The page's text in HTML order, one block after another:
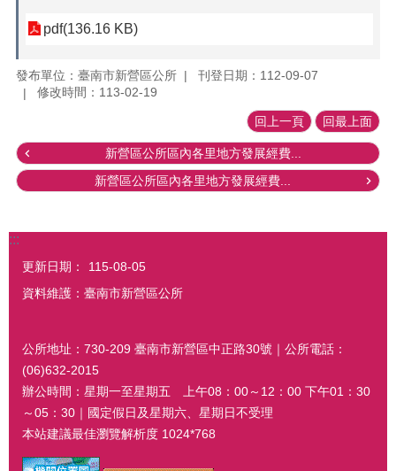
pdf(136.16 KB)
發布單位：臺南市新營區公所
刊登日期：112-09-07
修改時間：113-02-19
回上一頁 回最上面
新營區公所區內各里地方發展經費...
新營區公所區內各里地方發展經費...
:::
更新日期：
115-08-05
資料維護：臺南市新營區公所
公所地址：730-209 臺南市新營區中正路30號｜公所電話：
(06)632-2015
辦公時間：星期一至星期五 上午08：00～12：00 下午01：30
～05：30｜國定假日及星期六、星期日不受理
本站建議最佳瀏覽解析度 1024*768